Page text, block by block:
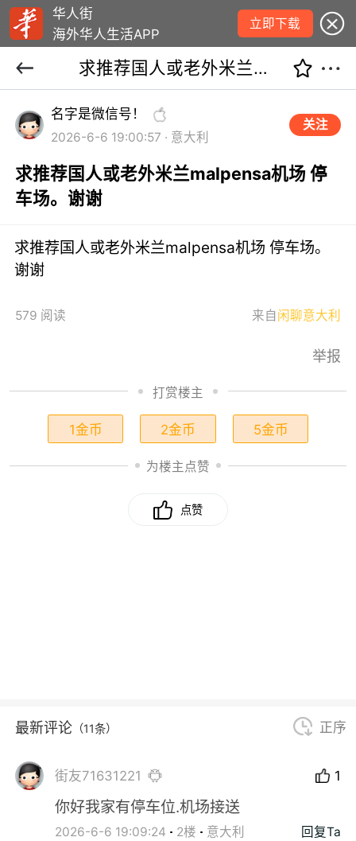
华人街
海外华人生活APP
立即下载
求推荐国人或老外米兰malpensa机场 停车场。谢谢
名字是微信号！
2026-6-6 19:00:57 · 意大利
关注
求推荐国人或老外米兰malpensa机场 停
车场。谢谢
求推荐国人或老外米兰malpensa机场 停车场。
谢谢
579 阅读 来自 闲聊意大利
举报
打赏楼主
1金币 2金币 5金币
为楼主点赞
点赞
最新评论 （11条） 正序
街友71631221 1
你好我家有停车位.机场接送
2026-6-6 19:09:24 2楼 意大利 回复Ta